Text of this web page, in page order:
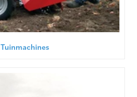
Tuinmachines